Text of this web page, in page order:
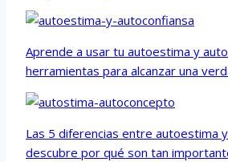
Aprende a usar tu autoestima y
herramientas para alcanzar una
Las 5 diferencias entre autoestima
descubre por qué son tan